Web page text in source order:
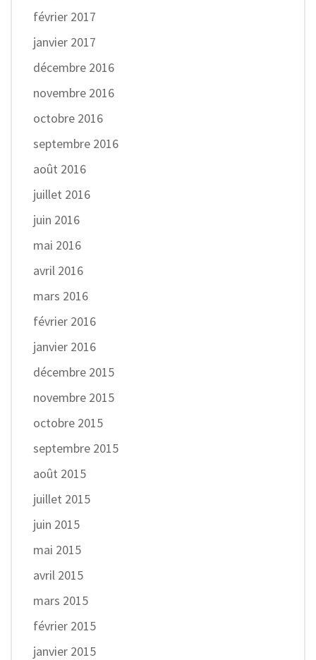
février 2017
janvier 2017
décembre 2016
novembre 2016
octobre 2016
septembre 2016
août 2016
juillet 2016
juin 2016
mai 2016
avril 2016
mars 2016
février 2016
janvier 2016
décembre 2015
novembre 2015
octobre 2015
septembre 2015
août 2015
juillet 2015
juin 2015
mai 2015
avril 2015
mars 2015
février 2015
janvier 2015